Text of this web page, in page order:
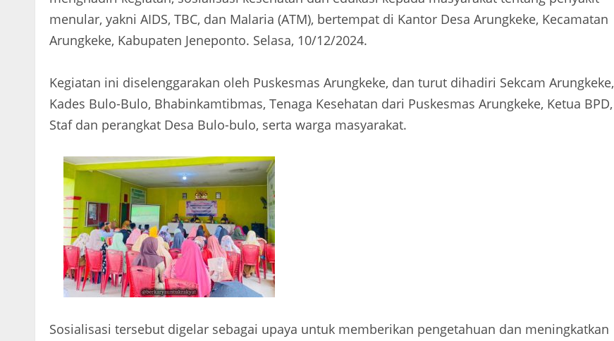
menular, yakni AIDS, TBC, dan Malaria (ATM), bertempat di Kantor Desa Arungkeke, Kecamatan
Arungkeke, Kabupaten Jeneponto. Selasa, 10/12/2024.
Kegiatan ini diselenggarakan oleh Puskesmas Arungkeke, dan turut dihadiri Sekcam Arungkeke,
Kades Bulo-Bulo, Bhabinkamtibmas, Tenaga Kesehatan dari Puskesmas Arungkeke, Ketua BPD,
Staf dan perangkat Desa Bulo-bulo, serta warga masyarakat.
Sosialisasi tersebut digelar sebagai upaya untuk memberikan pengetahuan dan meningkatkan